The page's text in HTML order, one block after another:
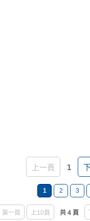
上一頁 1
1 2 3
第一頁 上10頁 共 4 頁